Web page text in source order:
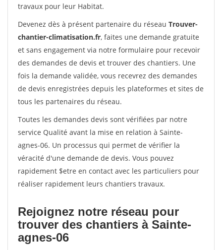
travaux pour leur Habitat.
Devenez dès à présent partenaire du réseau Trouver-
chantier-climatisation.fr, faites une demande gratuite
et sans engagement via notre formulaire pour recevoir
des demandes de devis et trouver des chantiers. Une
fois la demande validée, vous recevrez des demandes
de devis enregistrées depuis les plateformes et sites de
tous les partenaires du réseau.
Toutes les demandes devis sont vérifiées par notre
service Qualité avant la mise en relation à Sainte-
agnes-06. Un processus qui permet de vérifier la
véracité d'une demande de devis. Vous pouvez
rapidement $etre en contact avec les particuliers pour
réaliser rapidement leurs chantiers travaux.
Rejoignez notre réseau pour
trouver des chantiers à Sainte-
agnes-06